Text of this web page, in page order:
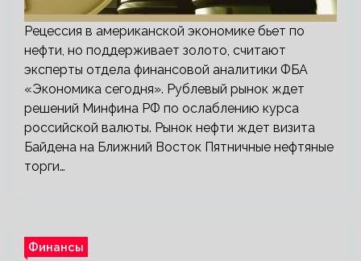
Рецессия в американской экономике бьет по
нефти, но поддерживает золото, считают
эксперты отдела финансовой аналитики ФБА
«Экономика сегодня». Рублевый рынок ждет
решений Минфина РФ по ослаблению курса
российской валюты. Рынок нефти ждет визита
Байдена на Ближний Восток Пятничные нефтяные
торги…
Финансы